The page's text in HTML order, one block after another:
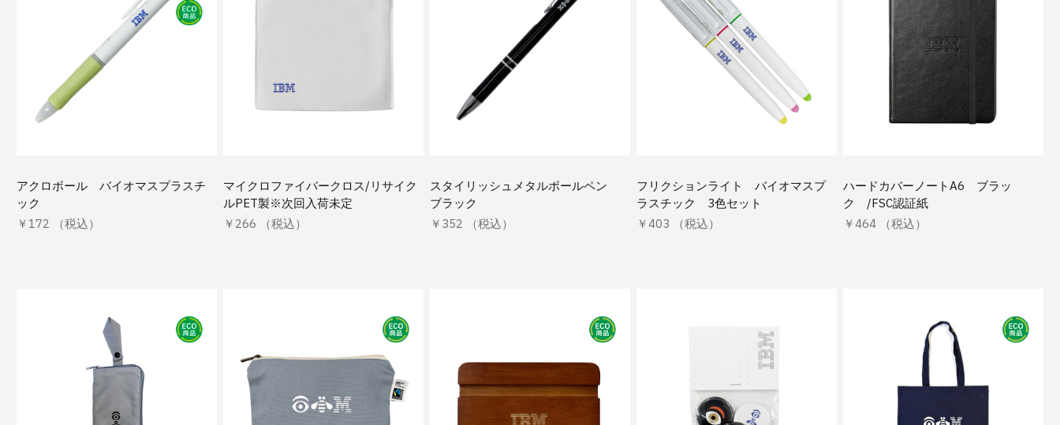
アクロボール バイオマスプラスチ
ック
￥172 （税込）
マイクロファイバークロス/リサイク
ルPET製※次回入荷未定
￥266 （税込）
スタイリッシュメタルボールペン
ブラック
￥352 （税込）
フリクションライト バイオマスプ
ラスチック 3色セット
￥403 （税込）
ハードカバーノートA6 ブラッ
ク /FSC認証紙
￥464 （税込）